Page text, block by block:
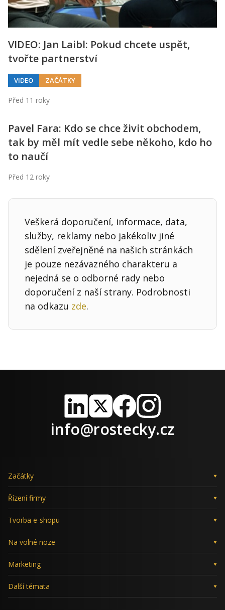
VIDEO: Jan Laibl: Pokud chcete uspět,
tvořte partnerství
VIDEO ZAČÁTKY
Před 11 roky
Pavel Fara: Kdo se chce živit obchodem,
tak by měl mít vedle sebe někoho, kdo ho
to naučí
Před 12 roky
Veškerá doporučení, informace, data,
služby, reklamy nebo jakékoliv jiné
sdělení zveřejněné na našich stránkách
je pouze nezávazného charakteru a
nejedná se o odborné rady nebo
doporučení z naší strany. Podrobnosti
na odkazu zde.
LinkedIn
X FacebookInstagram
info@rostecky.cz
Začátky
Řízení firmy
Tvorba e-shopu
Na volné noze
Marketing
Další témata